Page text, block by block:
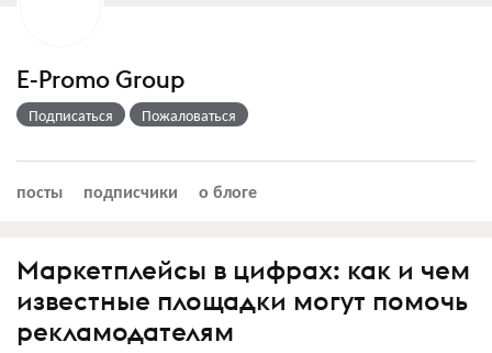
E-Promo Group
Подписаться Пожаловаться
посты подписчики о блоге
Маркетплейсы в цифрах: как и чем
известные площадки могут помочь
рекламодателям